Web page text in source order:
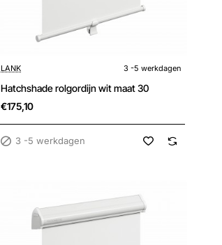
3 -5 werkdagen
LANK 3 -5 werkdagen
Hatchshade rolgordijn wit maat 30
€175,10
3 -5 werkdagen